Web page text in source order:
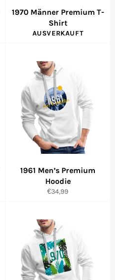
1970 Männer Premium T-
Shirt
AUSVERKAUFT
1961 Men’s Premium
Hoodie
Normaler
€34,99